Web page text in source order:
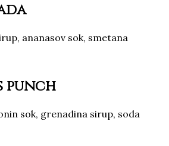
ananasov sok, smetana
punch
sok, grenadina sirup, soda